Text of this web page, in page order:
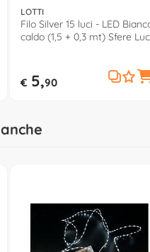
LOTTI
Filo Silver 15 luci - LED
caldo (1,5 + 0,3 mt) Sfere
€ 5,90